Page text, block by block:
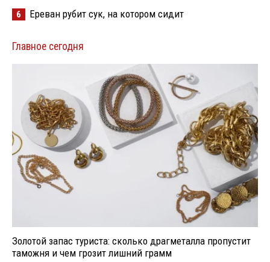
6 Ереван рубит сук, на котором сидит
Главное сегодня
Золотой запас туриста: сколько драгметалла пропустит
таможня и чем грозит лишний грамм